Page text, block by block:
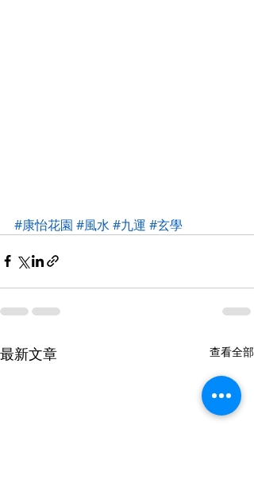
#康怡花園 #風水 #九運 #玄學
最新文章 查看全部